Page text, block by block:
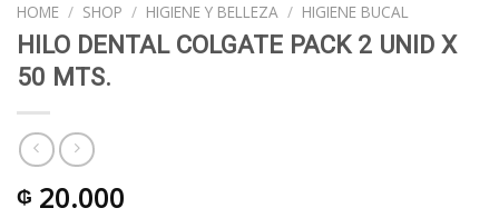
HOME / SHOP / HIGIENE Y BELLEZA / HIGIENE BUCAL
HILO DENTAL COLGATE PACK 2 UNID X
50 MTS.
₲ 20.000